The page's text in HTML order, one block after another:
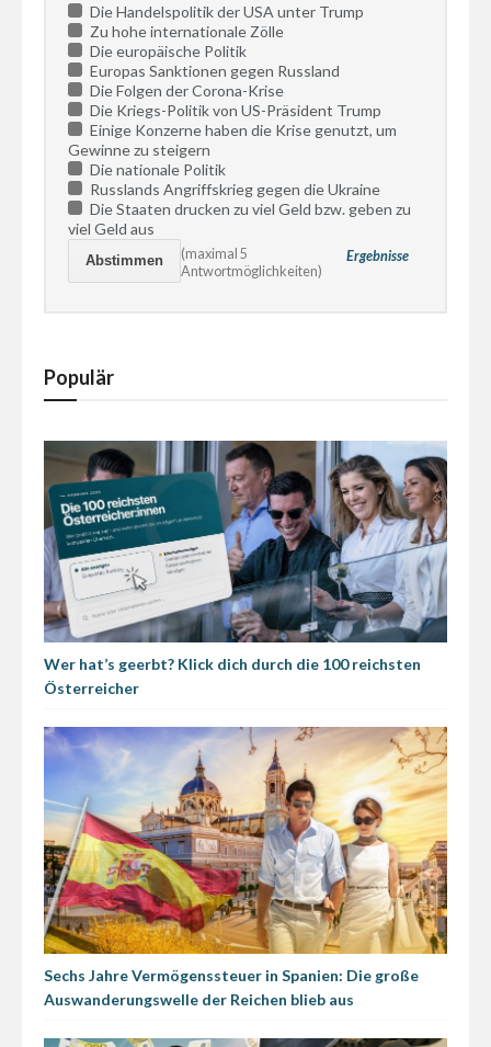
Die Handelspolitik der USA unter Trump
Zu hohe internationale Zölle
Die europäische Politik
Europas Sanktionen gegen Russland
Die Folgen der Corona-Krise
Die Kriegs-Politik von US-Präsident Trump
Einige Konzerne haben die Krise genutzt, um
Gewinne zu steigern
Die nationale Politik
Russlands Angriffskrieg gegen die Ukraine
Die Staaten drucken zu viel Geld bzw. geben zu
viel Geld aus
Ergebnisse
(maximal 5
Antwortmöglichkeiten)
Populär
Wer hat’s geerbt? Klick dich durch die 100 reichsten
Österreicher
Sechs Jahre Vermögenssteuer in Spanien: Die große
Auswanderungswelle der Reichen blieb aus